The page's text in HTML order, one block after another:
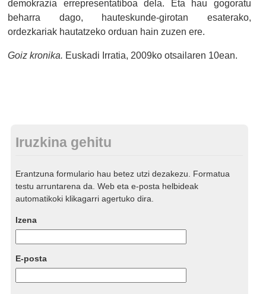
demokrazia errepresentatiboa dela. Eta hau gogoratu
beharra dago, hauteskunde-girotan esaterako,
ordezkariak hautatzeko orduan hain zuzen ere.
Goiz kronika. Euskadi Irratia, 2009ko otsailaren 10ean.
Iruzkina gehitu
Erantzuna formulario hau betez utzi dezakezu. Formatua
testu arruntarena da. Web eta e-posta helbideak
automatikoki klikagarri agertuko dira.
Izena
E-posta